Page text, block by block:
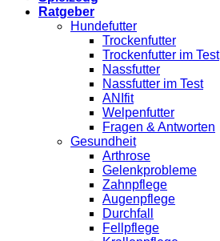
Ratgeber
Hundefutter
Trockenfutter
Trockenfutter im Test
Nassfutter
Nassfutter im Test
ANIfit
Welpenfutter
Fragen & Antworten
Gesundheit
Arthrose
Gelenkprobleme
Zahnpflege
Augenpflege
Durchfall
Fellpflege